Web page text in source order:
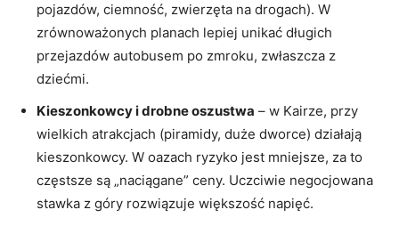
pojazdów, ciemność, zwierzęta na drogach). W
zrównoważonych planach lepiej unikać długich
przejazdów autobusem po zmroku, zwłaszcza z
dziećmi.
Kieszonkowcy i drobne oszustwa – w Kairze, przy
wielkich atrakcjach (piramidy, duże dworce) działają
kieszonkowcy. W oazach ryzyko jest mniejsze, za to
częstsze są „naciągane” ceny. Uczciwie negocjowana
stawka z góry rozwiązuje większość napięć.